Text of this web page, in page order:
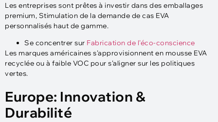
Les entreprises sont prêtes à investir dans des emballages
premium, Stimulation de la demande de cas EVA
personnalisés haut de gamme.
Se concentrer sur Fabrication de l'éco-conscience
Les marques américaines s'approvisionnent en mousse EVA
recyclée ou à faible VOC pour s'aligner sur les politiques
vertes.
Europe: Innovation &
Durabilité